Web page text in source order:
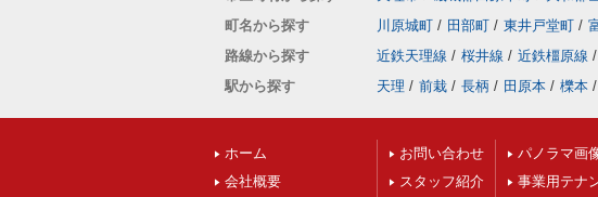
町名から探す
川原城町 / 田部町 / 東井戸堂町 /
路線から探す
近鉄天理線 / 桜井線 / 近鉄橿原線 /
駅から探す
天理 / 前栽 / 長柄 / 田原本 / 櫟本 /
ホーム
会社概要
お問い合わせ
スタッフ紹介
パノラマ画
事業用テナ